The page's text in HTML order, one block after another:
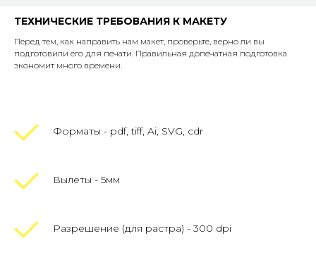
ТЕХНИЧЕСКИЕ ТРЕБОВАНИЯ К МАКЕТУ
Перед тем, как направить нам макет, проверьте, верно ли вы
подготовили его для печати. Правильная допечатная подготовка
экономит много времени.
Форматы - pdf, tiff, Ai, SVG, cdr
Вылеты - 5мм
Разрешение (для растра) - 300 dpi